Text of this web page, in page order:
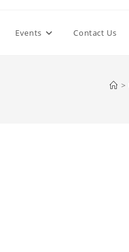
Events Contact Us
>